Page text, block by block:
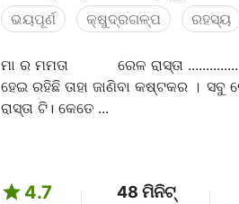
ଭୟପୂର୍ଣ କ୍ଷୁଦ୍ରଗଳ୍ପ ରହସ୍ୟ
ମା ର ମମତା ରେଳ ରାସ୍ତା ..............
ହେଇ ରହିଛି ତାହା ଜାଣିବା କଷ୍ଟକର ।
ରାସ୍ତା ଟି। କେତେ ...
 4.7 48 ମିନିଟ୍